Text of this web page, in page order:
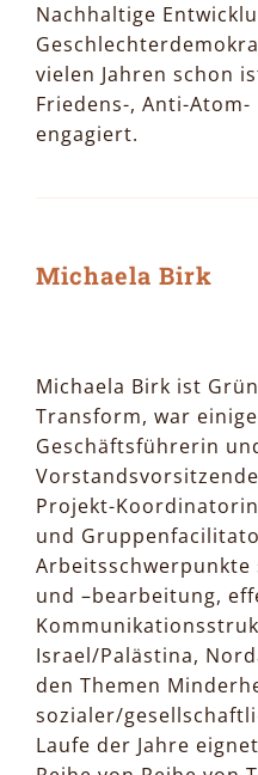
Nachhaltige
vielen Jahren schon
Friedens-, Anti-
engagiert.
Michaela Birk
Michaela Birk ist
Transform, war
Geschäftsführerin
Projekt-
und
und –bearbeitung,
Israel/Palästina,
den Themen
sozialer/
Laufe der Jahre